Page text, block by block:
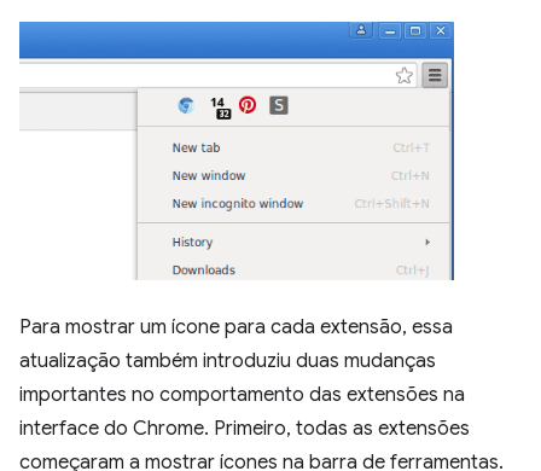
Para mostrar um ícone para cada extensão, essa
atualização também introduziu duas mudanças
importantes no comportamento das extensões na
interface do Chrome. Primeiro, todas as extensões
começaram a mostrar ícones na barra de ferramentas.